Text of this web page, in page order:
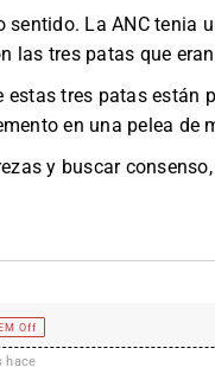
sentido. La ANC tenia
las tres patas que
estas tres patas están
en una pelea de
y buscar
EM Off
hace